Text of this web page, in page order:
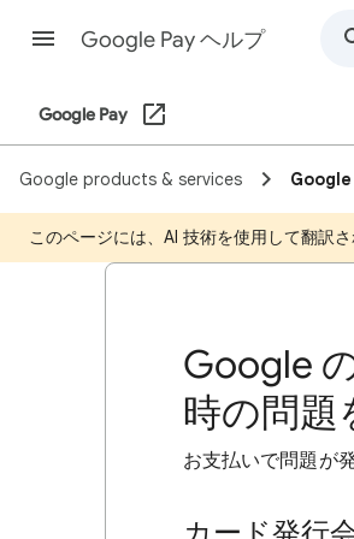
Google Pay ヘルプ
Google Pay
Google products & services Google
このページには、AI 技術を使用して翻訳
Google
時の問題
お支払いで問題が